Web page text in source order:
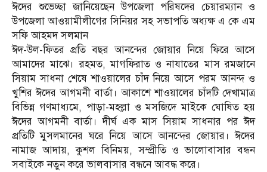
ঈদের শুভেচ্ছা জানিয়েছেন উপজেলা পরিষদের চেয়ারম্যান ও
উপজেলা আওয়ামীলীগের সিনিয়র সহ সভাপতি অধ্যক্ষ এ কে এম
সফি আহমদ সলমান
ঈদ-উল-ফিতর প্রতি বছর আনন্দের জোয়ার নিয়ে ফিরে আসে
আমাদের মাঝে। রহমত, মাগফিরাত ও নাযাতের মাস রমজানে
সিয়াম সাধনা শেষে শাওয়ালের চাঁদ নিয়ে আসে পরম আনন্দ ও
খুশির ঈদের আগমনী বার্তা। আকাশে শাওয়ালের চাঁদটি দেখামাত্র
বিভিন্ন গণমাধ্যমে, পাড়া-মহল্লা ও মসজিদে মাইকে ঘোষিত হয়
ঈদের আগমনী বার্তা। দীর্ঘ এক মাস সিয়াম সাধনার পর ঈদ
প্রতিটি মুসলমানের ঘরে নিয়ে আসে আনন্দের জোয়ার। ঈদের
নামাজ আদায়, কুশল বিনিময়, সম্প্রীতি ও ভালোবাসার বন্ধন
সবাইকে নতুন করে ভালবাসার বন্ধনে আবদ্ধ করে।